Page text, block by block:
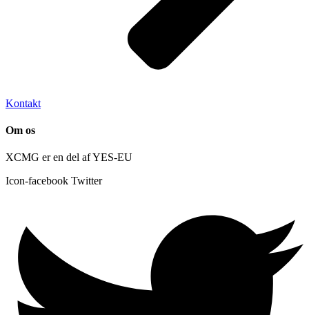
Kontakt
Om os
XCMG er en del af YES-EU
Icon-facebook Twitter